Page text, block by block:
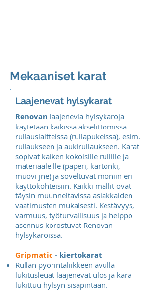
Mekaaniset karat
Laajenevat hylsykarat
Renovan laajenevia hylsykaroja
käytetään kaikissa akselittomissa
rullauslaitteissa (rullapukeissa), esim.
rullaukseen ja aukirullaukseen. Karat
sopivat kaiken kokoisille rullille ja
materiaaleille (paperi, kartonki,
muovi jne) ja soveltuvat moniin eri
käyttökohteisiin. Kaikki mallit ovat
täysin muunneltavissa asiakkaiden
vaatimusten mukaisesti. Kestävyys,
varmuus, työturvallisuus ja helppo
asennus korostuvat Renovan
hylsykaroissa.
Gripmatic - kiertokarat
Rullan pyörintäliikkeen avulla
lukitusleuat laajenevat ulos ja kara
lukittuu hylsyn sisäpintaan.